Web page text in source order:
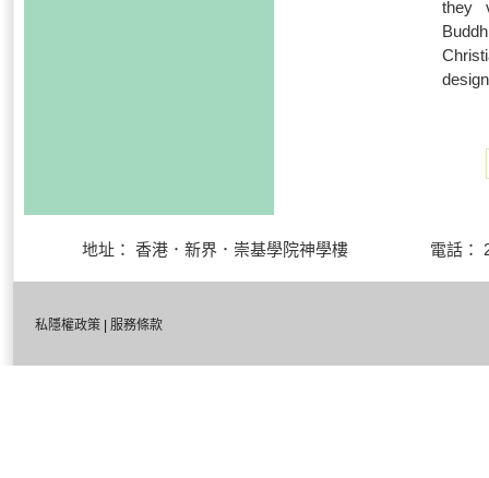
they
地址： 香港．新界．崇基學院神學樓 電
私隱權政策 服務條款